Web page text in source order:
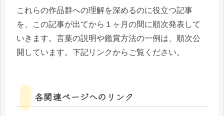
これらの作品群への理解を深めるのに役立つ記事
を、この記事が出てから１ヶ月の間に順次発表して
いきます。言葉の説明や鑑賞方法の一例は、順次公
開しています。下記リンクからご覧ください。
各関連ページへのリンク